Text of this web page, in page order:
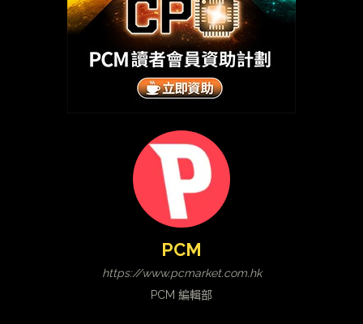
PCM
https://www.pcmarket.com.hk
PCM 編輯部